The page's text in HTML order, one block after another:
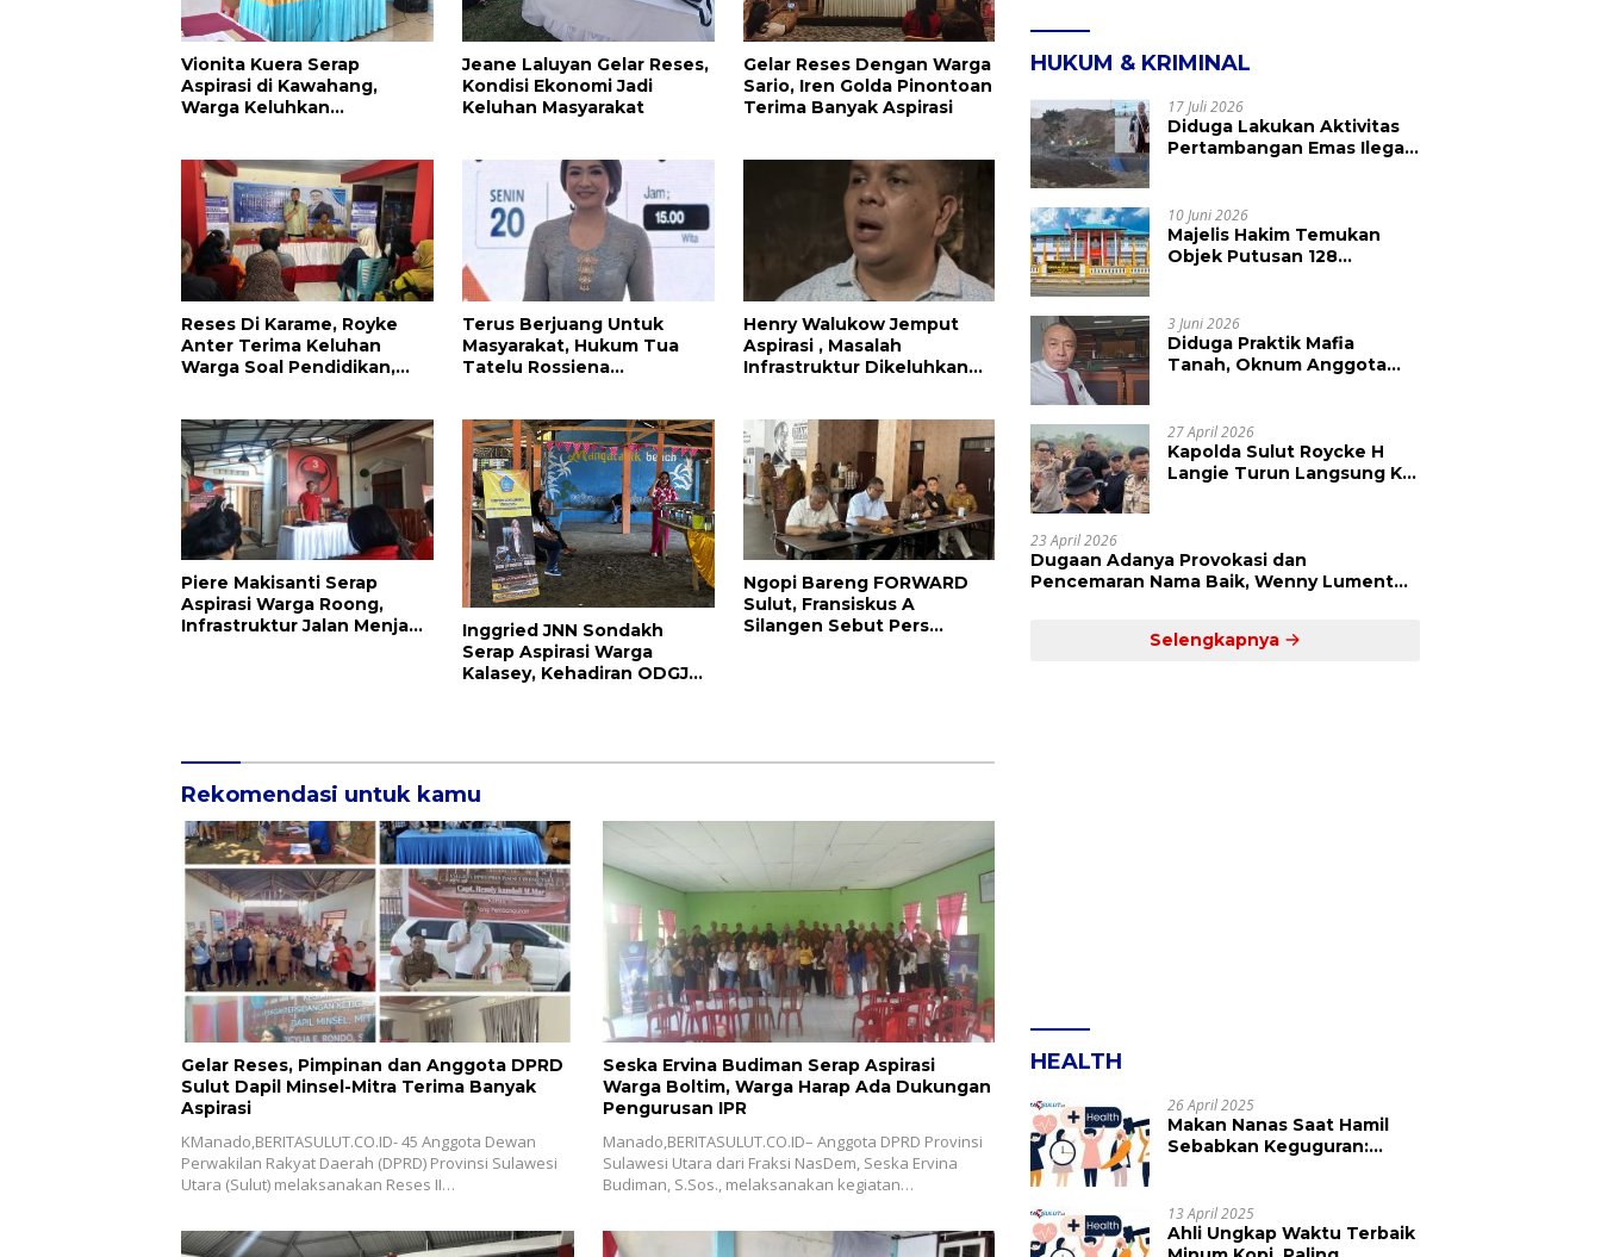
Vionita Kuera Serap
Aspirasi di Kawahang,
Warga Keluhkan
Jeane Laluyan Gelar Reses,
Kondisi Ekonomi Jadi
Keluhan Masyarakat
Gelar Reses Dengan Warga
Sario, Iren Golda Pinontoan
Terima Banyak Aspirasi
Reses Di Karame, Royke
Anter Terima Keluhan
Warga Soal Pendidikan,
Terus Berjuang Untuk
Masyarakat, Hukum Tua
Tatelu Rossiena
DPRD Henry Walukow
Henry Walukow Jemput
Aspirasi , Masalah
Infrastruktur Dikeluhkan
Piere Makisanti Serap
Aspirasi Warga Roong,
Infrastruktur Jalan Menjadi
Inggried JNN Sondakh
Serap Aspirasi Warga
Kalasey, Kehadiran ODGJ
Ngopi Bareng FORWARD
Sulut, Fransiskus A
Silangen Sebut Pers
Rekomendasi untuk kamu
Gelar Reses, Pimpinan dan Anggota DPRD
Sulut Dapil Minsel-Mitra Terima Banyak
Aspirasi
KManado,BERITASULUT.CO.ID- 45 Anggota Dewan
Perwakilan Rakyat Daerah (DPRD) Provinsi Sulawesi
Utara (Sulut) melaksanakan Reses II…
Seska Ervina Budiman Serap Aspirasi
Warga Boltim, Warga Harap Ada Dukungan
Pengurusan IPR
Manado,BERITASULUT.CO.ID– Anggota DPRD Provinsi
Sulawesi Utara dari Fraksi NasDem, Seska Ervina
Budiman, S.Sos., melaksanakan kegiatan…
HUKUM & KRIMINAL
17 Juli 2026
Diduga Lakukan Aktivitas
Pertambangan Emas Ilegal
Tangkap Vinni Sondakh
10 Juni 2026
Majelis Hakim Temukan
Objek Putusan 128
Atas Putusan PN Tondano
3 Juni 2026
Diduga Praktik Mafia
Tanah, Oknum Anggota
27 April 2026
Kapolda Sulut Roycke H
Langie Turun Langsung Ke
23 April 2026
Dugaan Adanya Provokasi dan
Pencemaran Nama Baik, Wenny Lumentut
Selengkapnya
HEALTH
26 April 2025
Makan Nanas Saat Hamil
Sebabkan Keguguran:
13 April 2025
Ahli Ungkap Waktu Terbaik